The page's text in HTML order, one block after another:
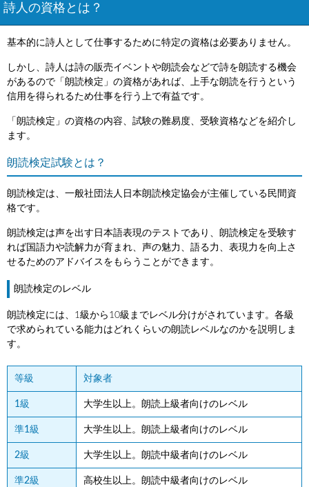
詩人の資格とは？
基本的に詩人として仕事するために特定の資格は必要ありません。
しかし、詩人は詩の販売イベントや朗読会などで詩を朗読する機会
があるので「朗読検定」の資格があれば、上手な朗読を行うという
信用を得られるため仕事を行う上で有益です。
「朗読検定」の資格の内容、試験の難易度、受験資格などを紹介し
ます。
朗読検定試験とは？
朗読検定は、一般社団法人日本朗読検定協会が主催している民間資
格です。
朗読検定は声を出す日本語表現のテストであり、朗読検定を受験す
れば国語力や読解力が育まれ、声の魅力、語る力、表現力を向上さ
せるためのアドバイスをもらうことができます。
朗読検定のレベル
朗読検定には、1級から10級までレベル分けがされています。各級
で求められている能力はどれくらいの朗読レベルなのかを説明しま
す。
等級 対象者
1級 大学生以上。朗読上級者向けのレベル
準1級 大学生以上。朗読上級者向けのレベル
2級 大学生以上。朗読中級者向けのレベル
準2級 高校生以上。朗読中級者向けのレベル